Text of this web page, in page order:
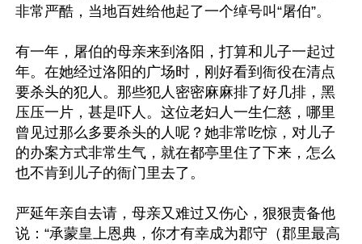
非常严酷，当地百姓给他起了一个绰号叫“屠伯”。
有一年，屠伯的母亲来到洛阳，打算和儿子一起过
年。在她经过洛阳的广场时，刚好看到衙役在清点
要杀头的犯人。那些犯人密密麻麻排了好几排，黑
压压一片，甚是吓人。这位老妇人一生仁慈，哪里
曾见过那么多要杀头的人呢？她非常吃惊，对儿子
的办案方式非常生气，就在都亭里住了下来，怎么
也不肯到儿子的衙门里去了。
严延年亲自去请，母亲又难过又伤心，狠狠责备他
说：“承蒙皇上恩典，你才有幸成为郡守（郡里最高